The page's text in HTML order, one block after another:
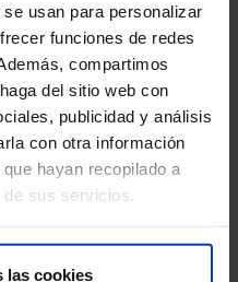
usan para personalizar
funciones de redes
compartimos
del sitio web con
publicidad y análisis
con otra información
hayan recopilado a
de sus servicios.
las cookies
que en los 50 años
han permitido
específicas, contra las
, posibilitando
en función del perfil
tratamientos y la
han cambiado el
cáncer de pulmón